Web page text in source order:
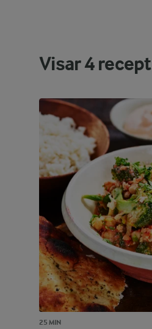
Visar4recept
25 MIN